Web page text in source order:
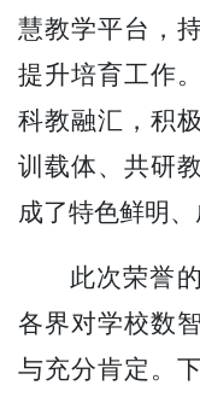
慧教学平台，
提升培育工作
科教融汇，积
训载体、共研
成了特色鲜明
此次荣誉
各界对学校数
与充分肯定。